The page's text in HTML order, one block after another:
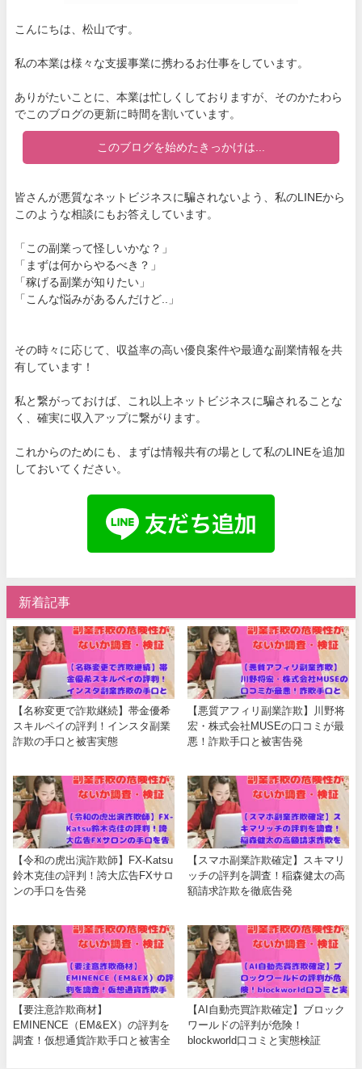
こんにちは、松山です。
私の本業は様々な支援事業に携わるお仕事をしています。
ありがたいことに、本業は忙しくしておりますが、そのかたわら
でこのブログの更新に時間を割いています。
このブログを始めたきっかけは...
皆さんが悪質なネットビジネスに騙されないよう、私のLINEから
このような相談にもお答えしています。
「この副業って怪しいかな？」
「まずは何からやるべき？」
「稼げる副業が知りたい」
「こんな悩みがあるんだけど..」
その時々に応じて、収益率の高い優良案件や最適な副業情報を共
有しています！
私と繋がっておけば、これ以上ネットビジネスに騙されることな
く、確実に収入アップに繋がります。
これからのためにも、まずは情報共有の場として私のLINEを追加
しておいてください。
新着記事
【名称変更で詐欺継続】帯金優希
スキルペイの評判！インスタ副業
詐欺の手口と被害実態
【悪質アフィリ副業詐欺】川野将
宏・株式会社MUSEの口コミが最
悪！詐欺手口と被害告発
【令和の虎出演詐欺師】FX-Katsu
鈴木克佳の評判！誇大広告FXサロ
ンの手口を告発
【スマホ副業詐欺確定】スキマリ
ッチの評判を調査！稲森健太の高
額請求詐欺を徹底告発
【要注意詐欺商材】
EMINENCE（EM&EX）の評判を
調査！仮想通貨詐欺手口と被害全
【AI自動売買詐欺確定】ブロック
ワールドの評判が危険！
blockworld口コミと実態検証